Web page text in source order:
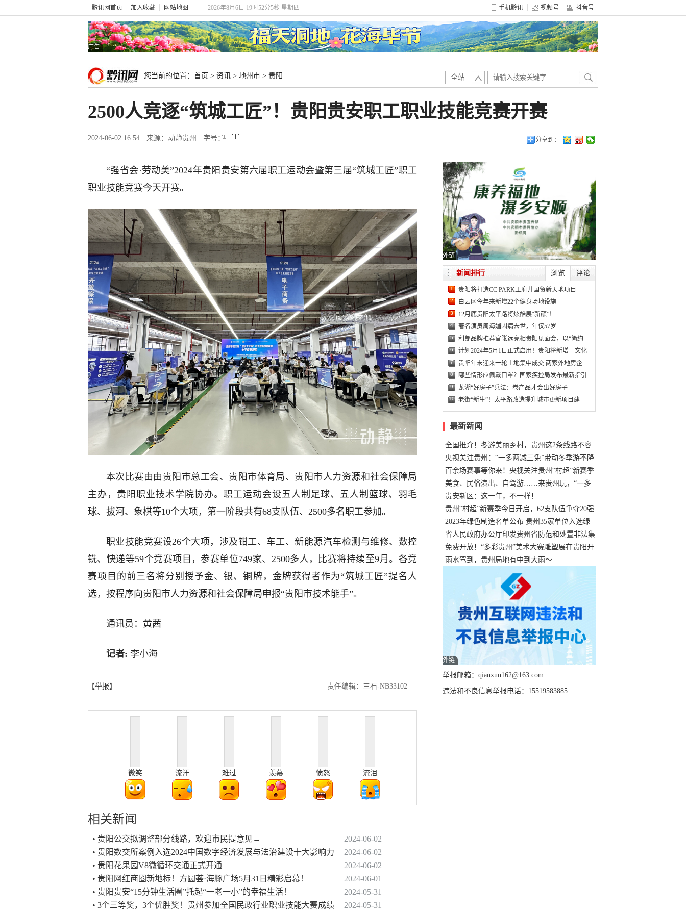
黔讯网首页 加入收藏 网站地图 2026年8月6日 19时52分5秒 星期四 手机黔讯 视频号 抖音号
广告
您当前的位置： 首页 > 资讯 > 地州市 > 贵阳 全站
2500人竞逐“筑城工匠”！贵阳贵安职工职业技能竞赛开赛
2024-06-02 16:54 来源：动静贵州 字号： 分享到：
“强省会·劳动美”2024年贵阳贵安第六届职工运动会暨第三届“筑城工匠”职工
职业技能竞赛今天开赛。
本次比赛由由贵阳市总工会、贵阳市体育局、贵阳市人力资源和社会保障局
主办，贵阳职业技术学院协办。职工运动会设五人制足球、五人制篮球、羽毛
球、拔河、象棋等10个大项，第一阶段共有68支队伍、2500多名职工参加。
职业技能竞赛设26个大项，涉及钳工、车工、新能源汽车检测与维修、数控
铣、快递等59个竞赛项目，参赛单位749家、2500多人，比赛将持续至9月。各竞
赛项目的前三名将分别授予金、银、铜牌，金牌获得者作为“筑城工匠”提名人
选，按程序向贵阳市人力资源和社会保障局申报“贵阳市技术能手”。
通讯员：黄茜
记者: 李小海
【举报】 责任编辑：三石-NB33102
微笑 流汗 难过 羡慕 愤怒 流泪
相关新闻
• 贵阳公交拟调整部分线路，欢迎市民提意见→
2024-06-02
• 贵阳数交所案例入选2024中国数字经济发展与法治建设十大影响力
2024-06-02
• 贵阳花果园V8微循环交通正式开通
2024-06-02
• 贵阳网红商圈新地标！方圆荟·海豚广场5月31日精彩启幕！
2024-06-01
• 贵阳贵安“15分钟生活圈”托起“一老一小”的幸福生活！
2024-05-31
• 3个三等奖，3个优胜奖！贵州参加全国民政行业职业技能大赛成绩
2024-05-31
外链
浏览 评论
新闻排行
1 贵阳将打造CC PARK王府井国贸新天地项目
2 白云区今年来新增22个健身场地设施
3 12月底贵阳太平路将炫酷展“新颜”！
4 著名演员周海媚因病去世，年仅57岁
5 利郎品牌推荐官张远亮相贵阳见面会，以“简约
6 计划2024年5月1日正式启用！贵阳将新增一文化
7 贵阳年末迎来一轮土地集中成交 两家外地房企
8 哪些情形应佩戴口罩？国家疾控局发布最新指引
9 龙湖“好房子”兵法：卷产品才会出好房子
10 老街“新生”！太平路改造提升城市更新项目建
最新新闻
全国推介！冬游美丽乡村，贵州这2条线路不容
错过
央视关注贵州：“一多两减三免”带动冬季游不降
温
百余场赛事等你来！央视关注贵州“村超”新赛季
正式“打响”
美食、民俗演出、自驾游……来贵州玩，“一多
两减三免”！
贵安新区：这一年，不一样！
贵州“村超”新赛季今日开启，62支队伍争夺20强
名额
2023年绿色制造名单公布 贵州35家单位入选绿
色工厂
省人民政府办公厅印发贵州省防范和处置非法集
资工作实施细则
免费开放！“多彩贵州”美术大赛雕塑展在贵阳开
展，持续至1月19日
雨水驾到，贵州局地有中到大雨～
外链
举报邮箱：qianxun162@163.com
违法和不良信息举报电话：15519583885